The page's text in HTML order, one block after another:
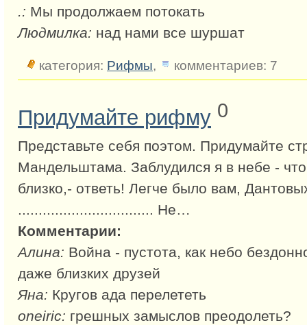
.: Мы продолжаем потокать
Людмилка: над нами все шуршат
категория: Рифмы, комментариев: 7
Придумайте рифму 0
Представьте себя поэтом. Придумайте
Мандельштама. Заблудился я в небе -
близко,- ответь! Легче было вам,
................................. Не…
Комментарии:
Алина: Война - пустота, как небо
даже близких друзей
Яна: Кругов ада перелететь
oneiric: грешных замыслов преодолеть?